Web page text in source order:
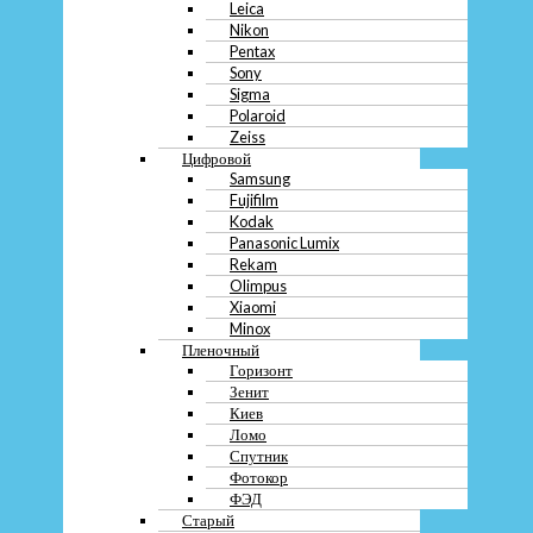
Leica
Nikon
Pentax
Sony
Sigma
Polaroid
Zeiss
Цифровой
Samsung
Fujifilm
Kodak
Panasonic Lumix
Rekam
Olimpus
Xiaomi
Minox
Пленочный
Горизонт
Зенит
Киев
Ломо
Спутник
Фотокор
ФЭД
Старый
Оставить заявку
О компании
Контакты
Вакансии
Блог
О компании
Контакты
Вакансии
Ломбард